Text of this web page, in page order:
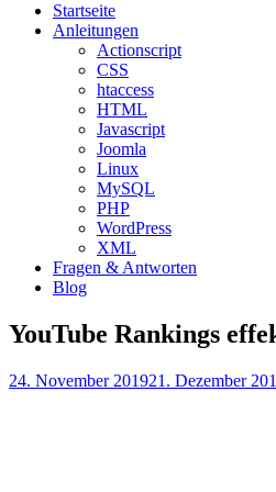
Startseite
Anleitungen
Actionscript
CSS
htaccess
HTML
Javascript
Joomla
Linux
MySQL
PHP
WordPress
XML
Fragen & Antworten
Blog
YouTube Rankings
24. November 201921. Dezember